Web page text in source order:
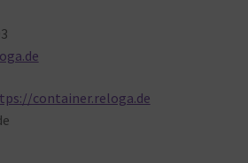
container.reloga.de